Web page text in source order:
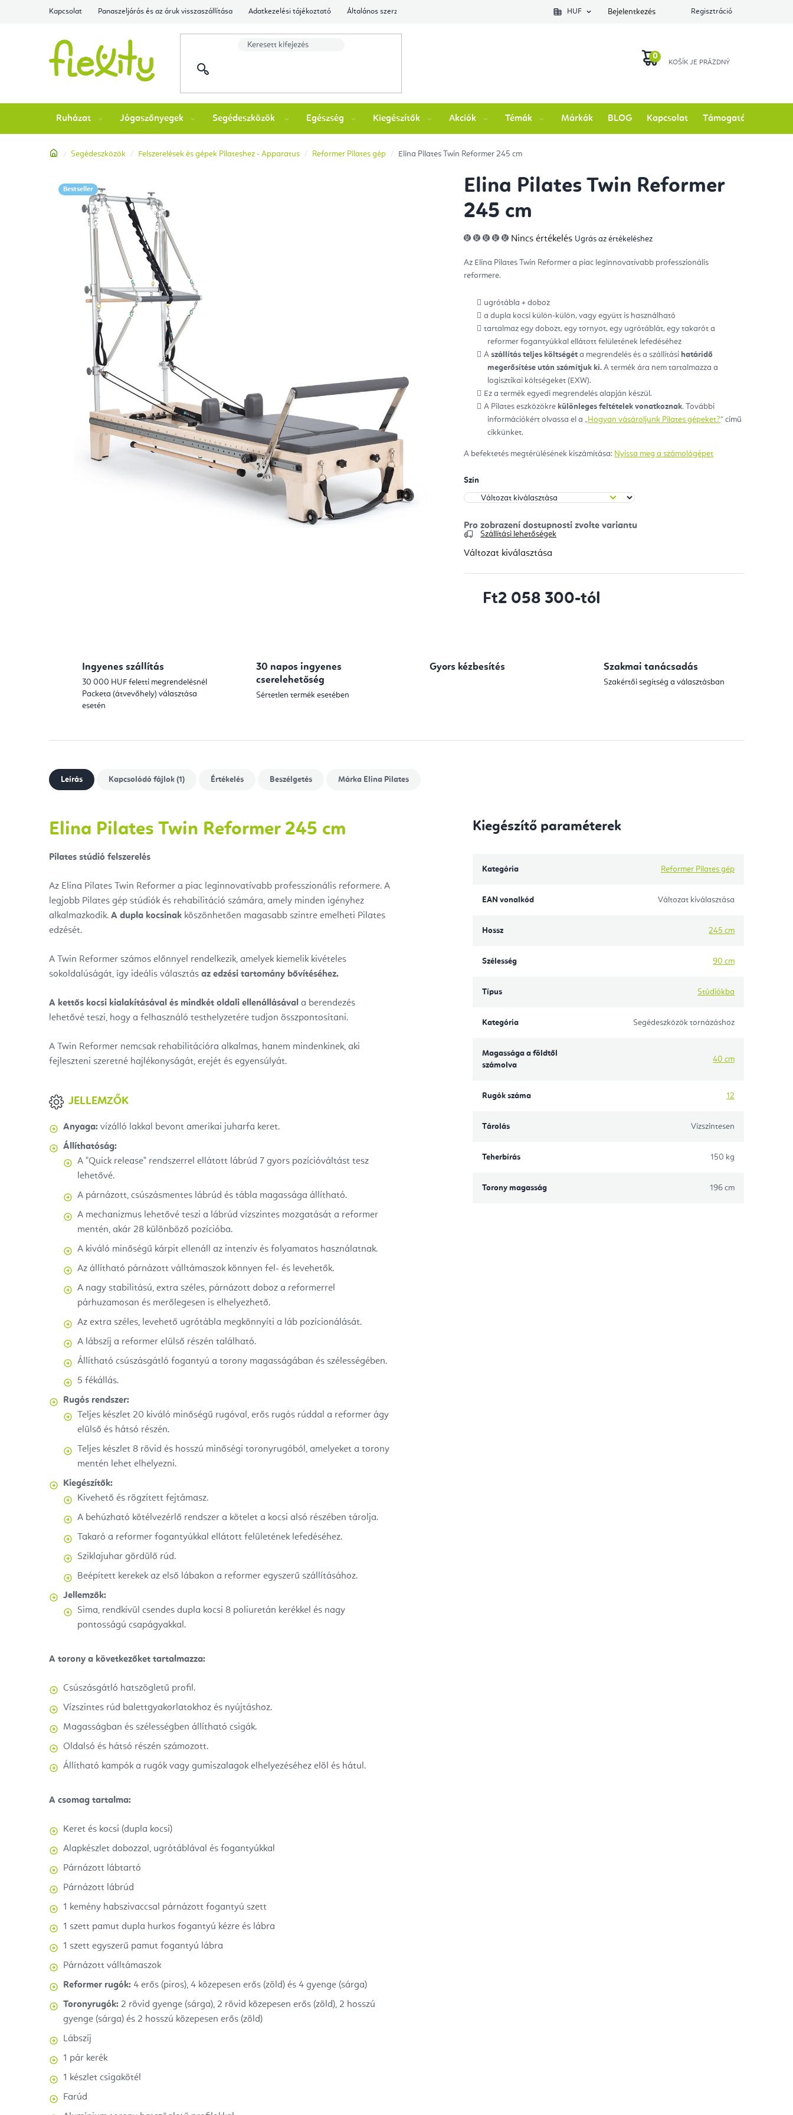
Kapcsolat Panaszeljárás és az áruk visszaszállítása Adatkezelési tájékoztató Általános szerződési feltételek Ellenőrizze a rendelés állapotátHUF Bejelentkezés Regisztráció
Ruházat Jógaszőnyegek Segédeszközök Egészség Kiegészítők Akciók Témák Márkák BLOG Kapcsolat Támogatás
Kezdőlap
Segédeszközök Felszerelések és gépek Pilateshez - Apparatus Reformer Pilates gép Elina Pilates Twin Reformer 245 cm
Elina Pilates Twin Reformer
245 cm
A
termék
5-
Nincs értékelés Ugrás az értékeléshez
Az Elina Pilates Twin Reformer a piac leginnovatívabb professzionális
reformere.
ugrótábla + doboz
a dupla kocsi külön-külön, vagy együtt is használható
tartalmaz egy dobozt, egy tornyot, egy ugrótáblát, egy takarót a
reformer fogantyúkkal ellátott felületének lefedéséhez
Aszállítás teljes költségét a megrendelés és a szállítási határidő
megerősítése után számítjuk ki. A termék ára nem tartalmazza a
logisztikai költségeket (EXW).
Ez a termék egyedi megrendelés alapján készül.
A Pilates eszközökre különleges feltételek vonatkoznak. További
információkért olvassa el a „Hogyan vásároljunk Pilates gépeket?” című
cikkünket.
A befektetés megtérülésének kiszámítása: Nyissa meg a számológépet
Szín
Szállítási lehetőségek
Változat kiválasztása
Ft2 058 300-tól
Bestseller
Ingyenes szállítás
30 000 HUF feletti megrendelésnél
Packeta (átvevőhely) választása
esetén
30 napos ingyenes
cserelehetőség
Sértetlen termék esetében
Gyors kézbesítés Szakmai tanácsadás
Szakértői segítség a választásban
Leírás Kapcsolódó fájlok (1) Értékelés Beszélgetés Márka Elina Pilates
Elina Pilates Twin Reformer 245 cm
Pilates stúdió felszerelés
Az Elina Pilates Twin Reformer a piac leginnovatívabb professzionális reformere. A
legjobb Pilates gép stúdiók és rehabilitáció számára, amely minden igényhez
alkalmazkodik. A dupla kocsinak köszönhetően magasabb szintre emelheti Pilates
edzését.
A Twin Reformer számos előnnyel rendelkezik, amelyek kiemelik kivételes
sokoldalúságát, így ideális választás az edzési tartomány bővítéséhez.
A kettős kocsi kialakításával és mindkét oldali ellenállásával a berendezés
lehetővé teszi, hogy a felhasználó testhelyzetére tudjon összpontosítani.
A Twin Reformer nemcsak rehabilitációra alkalmas, hanem mindenkinek, aki
fejleszteni szeretné hajlékonyságát, erejét és egyensúlyát.
JELLEMZŐK
Anyaga: vízálló lakkal bevont amerikai juharfa keret.
Állíthatóság:
A "Quick release" rendszerrel ellátott lábrúd 7 gyors pozícióváltást tesz
lehetővé.
A párnázott, csúszásmentes lábrúd és tábla magassága állítható.
A mechanizmus lehetővé teszi a lábrúd vízszintes mozgatását a reformer
mentén, akár 28 különböző pozícióba.
A kiváló minőségű kárpit ellenáll az intenzív és folyamatos használatnak.
Az állítható párnázott válltámaszok könnyen fel- és levehetők.
A nagy stabilitású, extra széles, párnázott doboz a reformerrel
párhuzamosan és merőlegesen is elhelyezhető.
Az extra széles, levehető ugrótábla megkönnyíti a láb pozícionálását.
A lábszíj a reformer elülső részén található.
Állítható csúszásgátló fogantyú a torony magasságában és szélességében.
5 fékállás.
Rugós rendszer:
Teljes készlet 20 kiváló minőségű rugóval, erős rugós rúddal a reformer ágy
elülső és hátsó részén.
Teljes készlet 8 rövid és hosszú minőségi toronyrugóból, amelyeket a torony
mentén lehet elhelyezni.
Kiegészítők:
Kivehető és rögzített fejtámasz.
A behúzható kötélvezérlő rendszer a kötelet a kocsi alsó részében tárolja.
Takaró a reformer fogantyúkkal ellátott felületének lefedéséhez.
Sziklajuhar gördülő rúd.
Beépített kerekek az első lábakon a reformer egyszerű szállításához.
Jellemzők:
Sima, rendkívül csendes dupla kocsi 8 poliuretán kerékkel és nagy
pontosságú csapágyakkal.
A torony a következőket tartalmazza:
Csúszásgátló hatszögletű profil.
Vízszintes rúd balettgyakorlatokhoz és nyújtáshoz.
Magasságban és szélességben állítható csigák.
Oldalsó és hátsó részén számozott.
Állítható kampók a rugók vagy gumiszalagok elhelyezéséhez elöl és hátul.
A csomag tartalma:
Keret és kocsi (dupla kocsi)
Alapkészlet dobozzal, ugrótáblával és fogantyúkkal
Párnázott lábtartó
Párnázott lábrúd
1 kemény habszivaccsal párnázott fogantyú szett
1 szett pamut dupla hurkos fogantyú kézre és lábra
1 szett egyszerű pamut fogantyú lábra
Párnázott válltámaszok
Reformer rugók: 4 erős (piros), 4 közepesen erős (zöld) és 4 gyenge (sárga)
Toronyrugók: 2 rövid gyenge (sárga), 2 rövid közepesen erős (zöld), 2 hosszú
gyenge (sárga) és 2 hosszú közepesen erős (zöld)
Lábszíj
1 pár kerék
1 készlet csigakötél
Farúd
Kiegészítő paraméterek
Kategória Reformer Pilates gép
EAN vonalkód Változat kiválasztása
Hossz 245 cm
Szélesség 90 cm
Típus Stúdiókba
Kategória Segédeszközök tornázáshoz
Magassága a földtől
számolva
40 cm
Rugók száma 12
Tárolás Vízszintesen
Teherbírás 150 kg
Torony magasság 196 cm